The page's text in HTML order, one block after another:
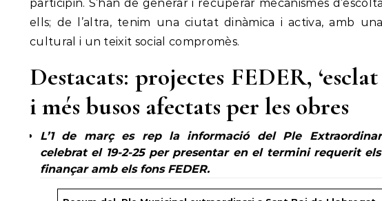
participin. S’han de generar i recuperar mecanismes
ells; de l’altra, tenim una ciutat dinàmica i activa, amb
cultural i un teixit social compromès.
Destacats: projectes FEDER, ‘esclat
i més busos afectats per les obres
L’1 de març es rep la informació del Ple
celebrat el 19-2-25 per presentar en el termini requerit
finançar amb els fons FEDER.